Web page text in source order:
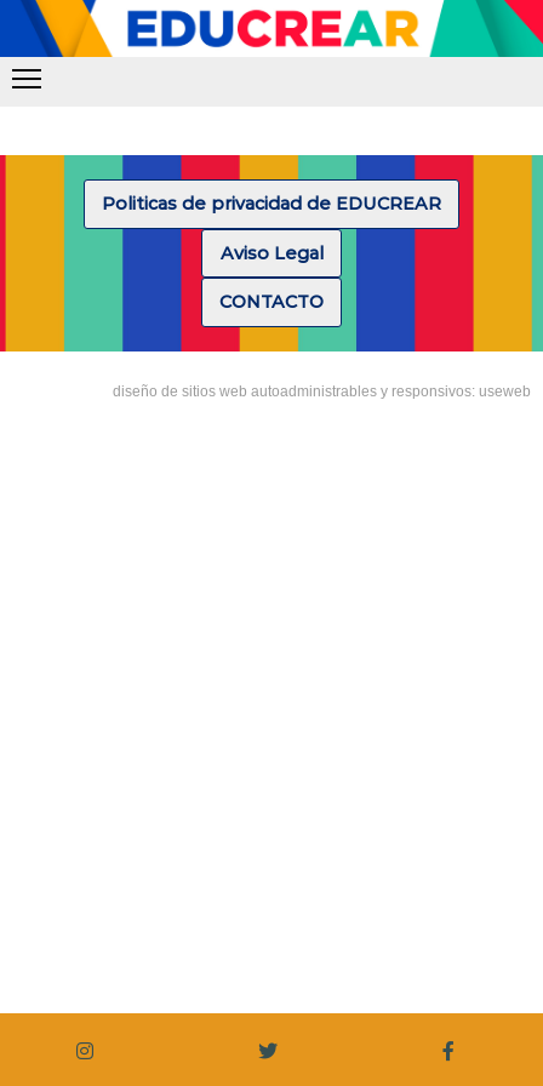
Politicas de privacidad de EDUCREAR
Aviso Legal
CONTACTO
diseño de sitios web autoadministrables y responsivos: useweb